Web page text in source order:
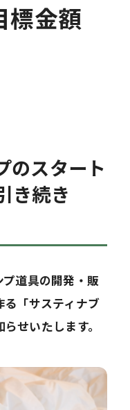
標金額
のスタート
き続き
道具の開発・販
「サスティナブ
せいたします。